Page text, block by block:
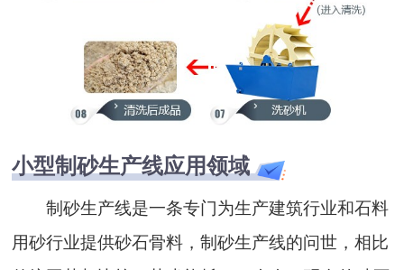
小型制砂生产线应用领域
制砂生产线是一条专门为生产建筑行业和石料
用砂行业提供砂石骨料，制砂生产线的问世，相比